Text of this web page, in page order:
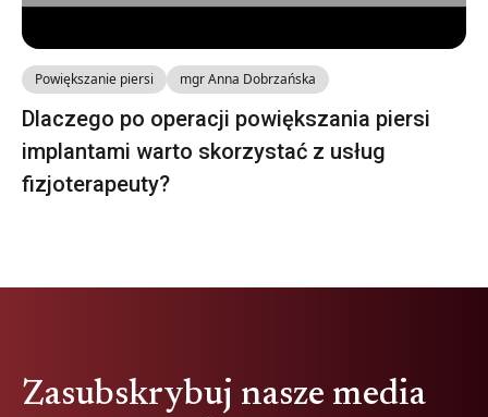
Powiększanie piersi mgr Anna Dobrzańska
Dlaczego po operacji powiększania piersi
implantami warto skorzystać z usług
fizjoterapeuty?
Zasubskrybuj nasze media